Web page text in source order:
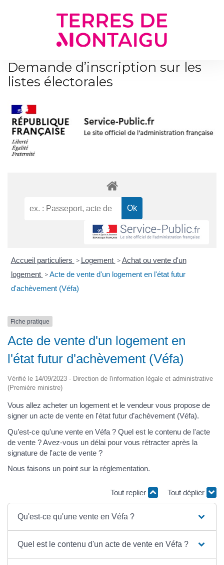
Demande d’inscription sur les
listes électorales
Accueil particuliers > Logement > Achat ou vente d'un
logement > Acte de vente d'un logement en l'état futur
d'achèvement (Véfa)
Fiche pratique
Acte de vente d'un logement en
l'état futur d'achèvement (Véfa)
Vérifié le 14/09/2023 - Direction de l'information légale et administrative
(Première ministre)
Vous allez acheter un logement et le vendeur vous propose de
signer un acte de vente en l'état futur d’achèvement (Véfa).
Qu’est-ce qu'une vente en Véfa ? Quel est le contenu de l'acte
de vente ? Avez-vous un délai pour vous rétracter après la
signature de l'acte de vente ?
Nous faisons un point sur la réglementation.
Tout replier Tout déplier
Qu'est-ce qu'une vente en Véfa ?
Quel est le contenu d'un acte de vente en Véfa ?